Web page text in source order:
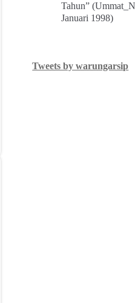
Tahun”
Januari 1998)
Tweets by warungarsip